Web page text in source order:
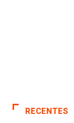
RECENTES